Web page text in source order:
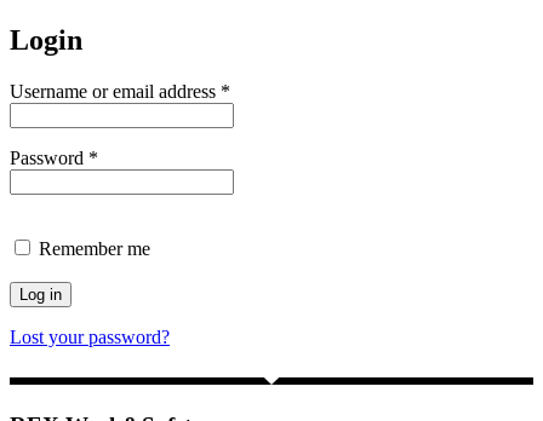
Login
Username or email address *
Password *
Remember me
Log in
Lost your password?